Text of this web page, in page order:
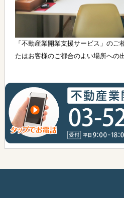
「不動産業開業支援サービス」のご
たはお客様のご都合のよい場所への